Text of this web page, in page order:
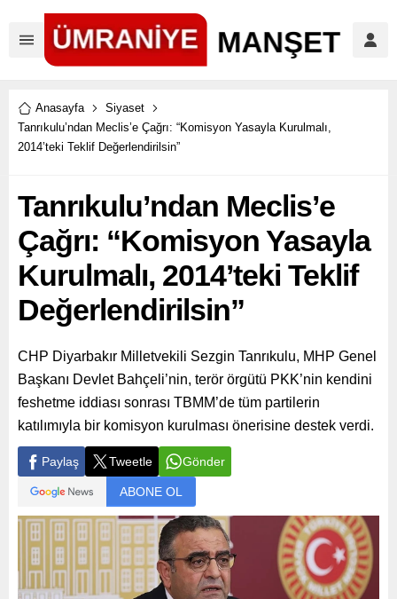
Anasayfa
Siyaset
Tanrıkulu’ndan Meclis’e Çağrı: “Komisyon Yasayla Kurulmalı,
2014’teki Teklif Değerlendirilsin”
Tanrıkulu’ndan Meclis’e
Çağrı: “Komisyon Yasayla
Kurulmalı, 2014’teki Teklif
Değerlendirilsin”
CHP Diyarbakır Milletvekili Sezgin Tanrıkulu, MHP Genel
Başkanı Devlet Bahçeli’nin, terör örgütü PKK’nin kendini
feshetme iddiası sonrası TBMM’de tüm partilerin
katılımıyla bir komisyon kurulması önerisine destek verdi.
Paylaş Tweetle Gönder
ABONE OL